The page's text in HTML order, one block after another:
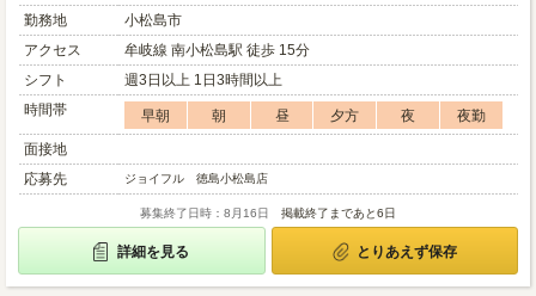
勤務地
小松島市
アクセス
牟岐線 南小松島駅 徒歩 15分
シフト
週3日以上 1日3時間以上
時間帯
早朝 朝 昼 夕方 夜
夜勤
面接地
応募先
ジョイフル 徳島小松島店
募集終了日時：8月16日 掲載終了まであと6日
詳細を見る とりあえず保存